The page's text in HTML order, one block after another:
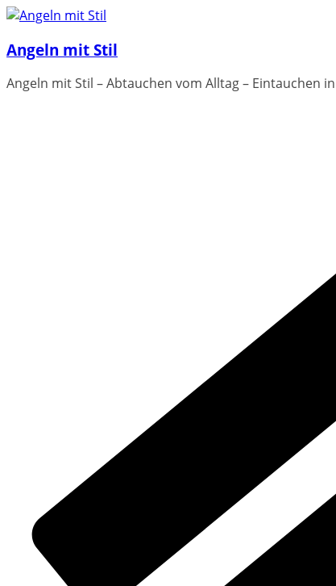
Zum
springen
Angeln mit Stil
Angeln mit Stil – Abtauchen vom Alltag – Eintauchen